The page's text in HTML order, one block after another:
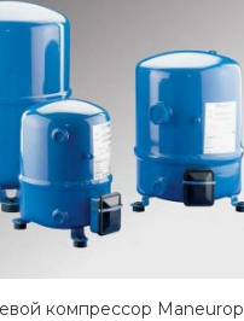
компрессор Maneurop